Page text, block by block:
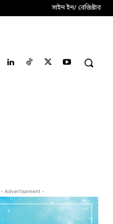
সাইন ইন/ রেজিষ্টার
- Advertisement -